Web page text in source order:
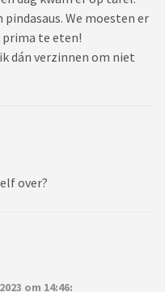
We moesten er
prima te eten!
dán verzinnen om niet
over?
om 14:46: